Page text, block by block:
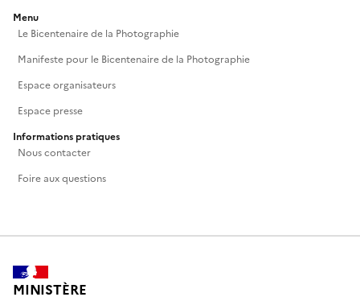
Menu
Le Bicentenaire de la Photographie
Manifeste pour le Bicentenaire de la Photographie
Espace organisateurs
Espace presse
Informations pratiques
Nous contacter
Foire aux questions
MINISTÈRE